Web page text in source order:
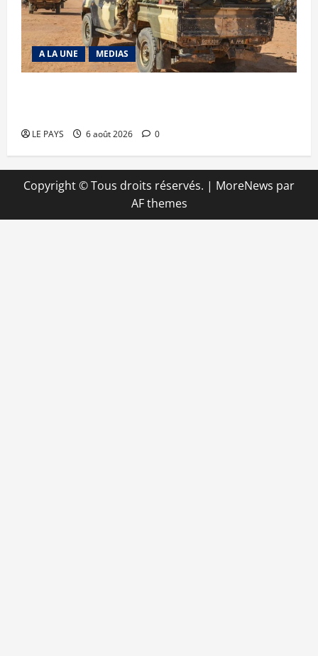
A LA UNE MEDIAS
LE PAYS 6 août 2026 0
Copyright © Tous droits réservés. | MoreNews par
AF themes